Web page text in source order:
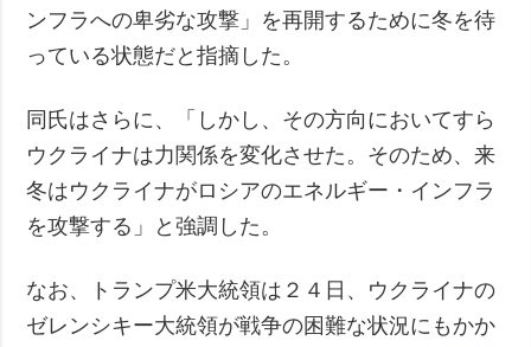
ンフラへの卑劣な攻撃」を再開するために冬を待
っている状態だと指摘した。
同氏はさらに、「しかし、その方向においてすら
ウクライナは力関係を変化させた。そのため、来
冬はウクライナがロシアのエネルギー・インフラ
を攻撃する」と強調した。
なお、トランプ米大統領は２４日、ウクライナの
ゼレンシキー大統領が戦争の困難な状況にもかか